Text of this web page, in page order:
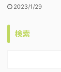
2023/1/29
検索